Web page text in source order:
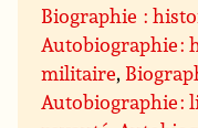
Biographie :
Autobiographie :
militaire,
Autobiographie :